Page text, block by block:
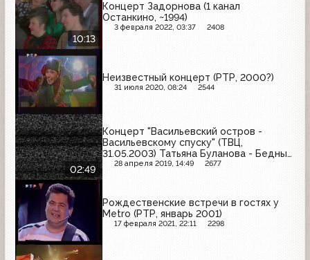
10:13
Концерт Задорнова (1 канал
Останкино, ~1994)
3 февраля 2022, 03:37 2408
Неизвестный концерт (РТР, 2000?)
31 июля 2020, 08:24 2544
02:49
Концерт "Васильевский остров -
Васильевскому спуску" (ТВЦ,
31.05.2003) Татьяна Буланова - Бедные
цветы
28 апреля 2019, 14:49 2677
Рождественские встречи в гостях у
Metro (РТР, январь 2001)
17 февраля 2021, 22:11 2298